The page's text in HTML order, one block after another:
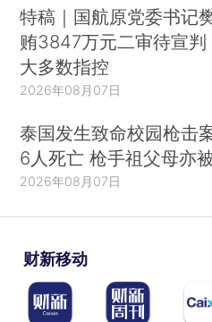
特稿｜国航原党委书记
贿3847万元二审待宣判
大多数指控
2026年08月07日
泰国发生致命校园枪击
6人死亡 枪手祖父母亦
2026年08月07日
财新移动